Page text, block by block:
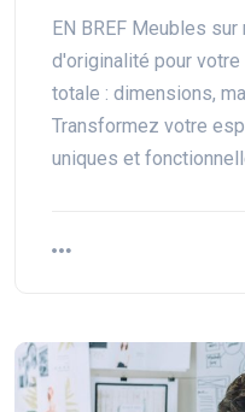
EN BREF Meubles
d'originalité pour
totale : dimensions,
Transformez votre
uniques et